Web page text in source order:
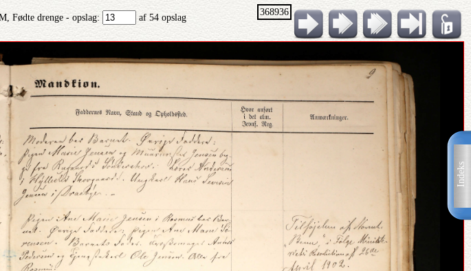
Indeks
368936
Fødte drenge - opslag: af 54 opslag